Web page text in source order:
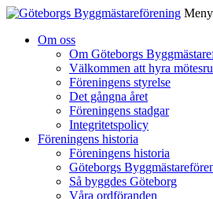
Meny
Om oss
Om Göteborgs
Välkommen att hyra
Föreningens styrelse
Det gångna året
Föreningens stadgar
Integritetspolicy
Föreningens historia
Föreningens historia
Göteborgs
Så byggdes Göteborg
Våra ordföranden